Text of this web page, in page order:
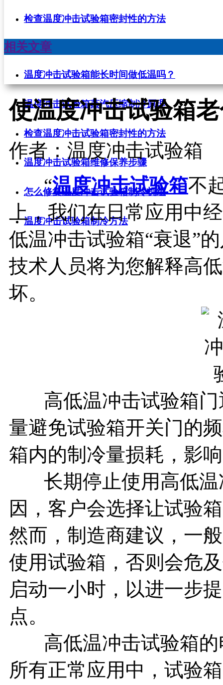
检查温度冲击试验箱密封性的方法
相关文章
温度冲击试验箱能长时间做低温吗？
温度冲击试验箱蒸汽压缩制冷原理
检查温度冲击试验箱密封性的方法
温度冲击试验箱维修保养步骤
怎么修复温度冲击试验箱制冷机组
温度冲击试验箱制冷方法
使温度冲击试验箱
作者：温度冲击试验箱
“温度冲击试验箱不
上，我们在日常应用中
低温冲击试验箱“衰退”
技术人员将为您解释高
坏。
高低温冲击试验箱门
量避免试验箱开关门的
箱内的制冷量损耗，影
长期停止使用高低温
因，客户会选择让试验
然而，制造商建议，一
使用试验箱，否则会危
启动一小时，以进一步
点。
高低温冲击试验箱的
所有正常应用中，试验